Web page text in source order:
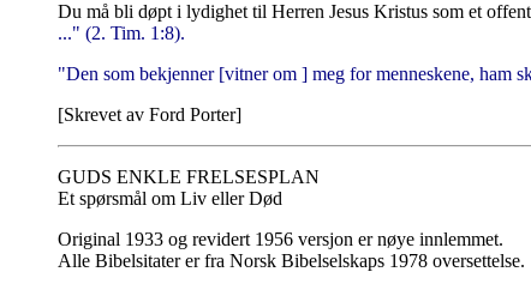
Du må bli døpt i lydighet til Herren Jesus Kristus som et
..." (2. Tim. 1:8).
"Den som bekjenner [vitner om ] meg for menneskene, ham
[Skrevet av Ford Porter]
GUDS ENKLE FRELSESPLAN
Et spørsmål om Liv eller Død
Original 1933 og revidert 1956 versjon er nøye innlemmet.
Alle Bibelsitater er fra Norsk Bibelselskaps 1978 oversettelse.